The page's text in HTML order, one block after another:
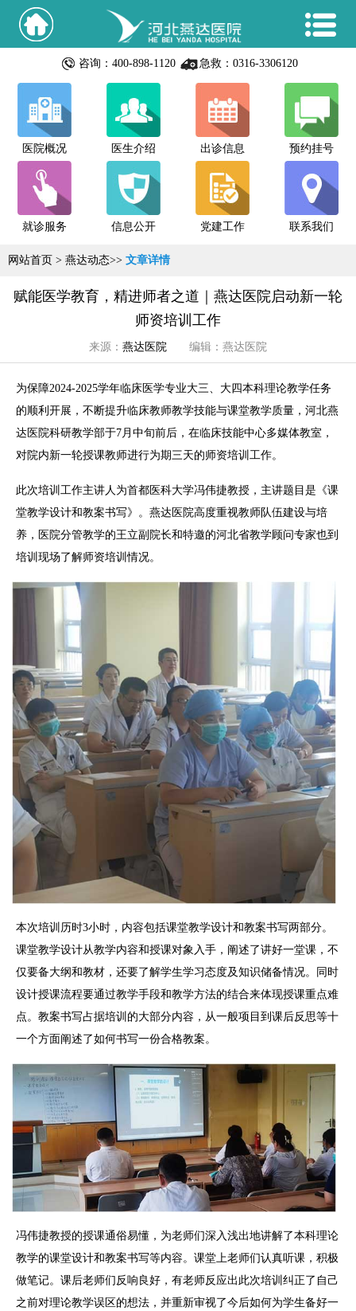
咨询：400-898-1120 急救：0316-3306120
医院概况 医生介绍 出诊信息 预约挂号
就诊服务 信息公开 党建工作 联系我们
网站首页 > 燕达动态>> 文章详情
赋能医学教育，精进师者之道｜燕达医院启动新一轮
师资培训工作
来源： 燕达医院 编辑：燕达医院
为保障2024-2025学年临床医学专业大三、大四本科理论教学任务
的顺利开展，不断提升临床教师教学技能与课堂教学质量，河北燕
达医院科研教学部于7月中旬前后，在临床技能中心多媒体教室，
对院内新一轮授课教师进行为期三天的师资培训工作。
此次培训工作主讲人为首都医科大学冯伟捷教授，主讲题目是《课
堂教学设计和教案书写》。燕达医院高度重视教师队伍建设与培
养，医院分管教学的王立副院长和特邀的河北省教学顾问专家也到
培训现场了解师资培训情况。
本次培训历时3小时，内容包括课堂教学设计和教案书写两部分。
课堂教学设计从教学内容和授课对象入手，阐述了讲好一堂课，不
仅要备大纲和教材，还要了解学生学习态度及知识储备情况。同时
设计授课流程要通过教学手段和教学方法的结合来体现授课重点难
点。教案书写占据培训的大部分内容，从一般项目到课后反思等十
一个方面阐述了如何书写一份合格教案。
冯伟捷教授的授课通俗易懂，为老师们深入浅出地讲解了本科理论
教学的课堂设计和教案书写等内容。课堂上老师们认真听课，积极
做笔记。课后老师们反响良好，有老师反应出此次培训纠正了自己
之前对理论教学误区的想法，并重新审视了今后如何为学生备好一